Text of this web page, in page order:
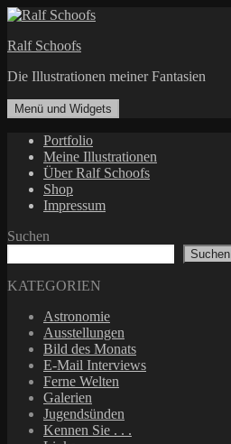
Zum
springen
Ralf Schoofs
Die Illustrationen meiner Fantasien
Menü und Widgets
Portfolio
Meine Illustrationen
Über Ralf Schoofs
Shop
Impressum
Suchen
Suchen
KATEGORIEN
Astronomie
Ausstellungen
Bild des Monats
E-Mail Interviews
Ferne Welten
Galerien
Jugendsünden
Kennen Sie . . .